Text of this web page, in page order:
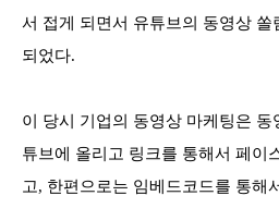
서 접게 되면서 유튜브의 동영상 쏠
되었다.
이 당시 기업의 동영상 마케팅은
튜브에 올리고 링크를 통해서 페이
고, 한편으로는 임베드코드를 통해